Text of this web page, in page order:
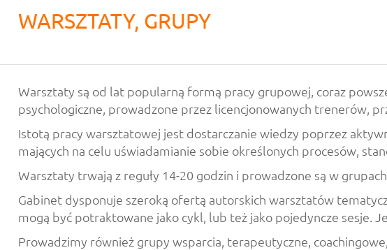
WARSZTATY, GRUPY
Warsztaty są od lat popularną formą pracy grupowej, coraz
psychologiczne, prowadzone przez licencjonowanych trenerów,
Istotą pracy warsztatowej jest dostarczanie wiedzy poprzez
mających na celu uświadamianie sobie określonych procesów,
Warsztaty trwają z reguły 14-20 godzin i prowadzone są w
Gabinet dysponuje szeroką ofertą autorskich warsztatów
mogą być potraktowane jako cykl, lub też jako pojedyncze
Prowadzimy również grupy wsparcia, terapeutyczne,